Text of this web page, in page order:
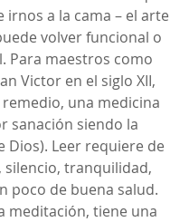
irnos a la cama – el arte
volver funcional o
Para maestros como
Victor en el siglo XII,
una medicina
sanación siendo la
Dios). Leer requiere de
silencio, tranquilidad,
poco de buena salud.
meditación, tiene una